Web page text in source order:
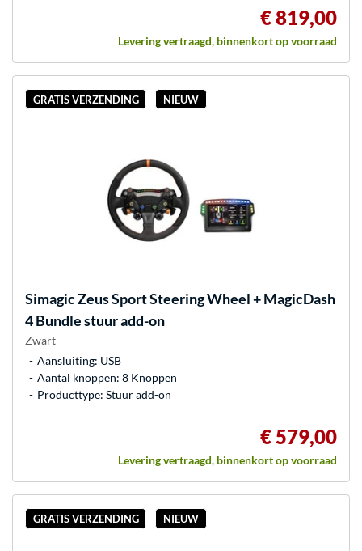
€ 819,00
Levering vertraagd, binnenkort op voorraad
GRATIS VERZENDING NIEUW
SimagicZeus Sport Steering Wheel + MagicDash
4 Bundle stuur add-on
Zwart
Aansluiting: USB
Aantal knoppen: 8 Knoppen
Producttype: Stuur add-on
€ 579,00
Levering vertraagd, binnenkort op voorraad
GRATIS VERZENDING NIEUW